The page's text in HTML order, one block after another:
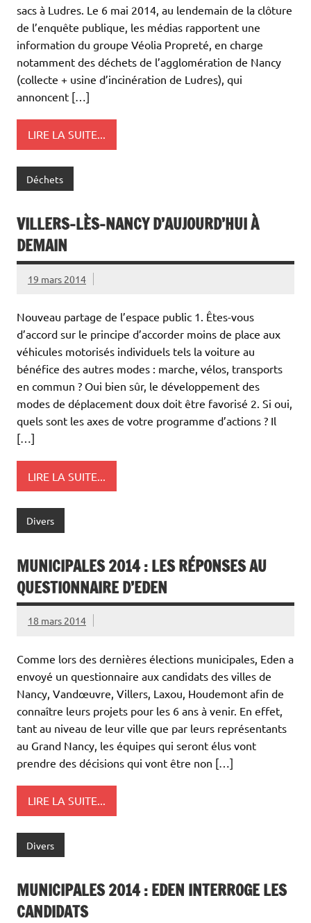
sacs à Ludres. Le 6 mai 2014, au lendemain de la clôture
de l’enquête publique, les médias rapportent une
information du groupe Véolia Propreté, en charge
notamment des déchets de l’agglomération de Nancy
(collecte + usine d’incinération de Ludres), qui
annoncent […]
LIRE LA SUITE...
Déchets
VILLERS-LÈS-NANCY D’AUJOURD’HUI À
DEMAIN
19 mars 2014
Nouveau partage de l’espace public 1. Êtes-vous
d’accord sur le principe d’accorder moins de place aux
véhicules motorisés individuels tels la voiture au
bénéfice des autres modes : marche, vélos, transports
en commun ? Oui bien sûr, le développement des
modes de déplacement doux doit être favorisé 2. Si oui,
quels sont les axes de votre programme d’actions ? Il
[…]
LIRE LA SUITE...
Divers
MUNICIPALES 2014 : LES RÉPONSES AU
QUESTIONNAIRE D’EDEN
18 mars 2014
Comme lors des dernières élections municipales, Eden a
envoyé un questionnaire aux candidats des villes de
Nancy, Vandœuvre, Villers, Laxou, Houdemont afin de
connaître leurs projets pour les 6 ans à venir. En effet,
tant au niveau de leur ville que par leurs représentants
au Grand Nancy, les équipes qui seront élus vont
prendre des décisions qui vont être non […]
LIRE LA SUITE...
Divers
MUNICIPALES 2014 : EDEN INTERROGE LES
CANDIDATS